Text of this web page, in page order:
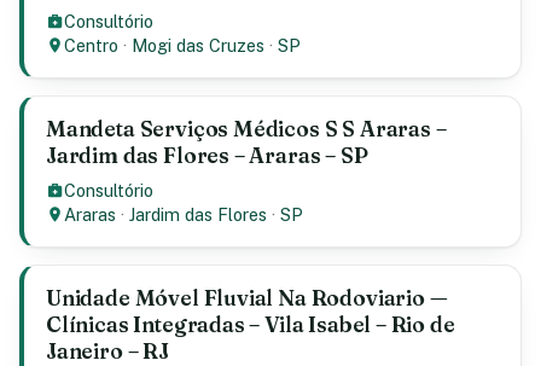
Consultório
Centro · Mogi das Cruzes ·SP
Mandeta Serviços Médicos S S Araras –
Jardim das Flores – Araras – SP
Consultório
Araras ·Jardim das Flores ·SP
Unidade Móvel Fluvial Na Rodoviario —
Clínicas Integradas – Vila Isabel – Rio de
Janeiro – RJ